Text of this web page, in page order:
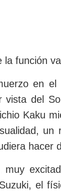
la función
en el
vista del
Kaku
un
hacer
muy
el